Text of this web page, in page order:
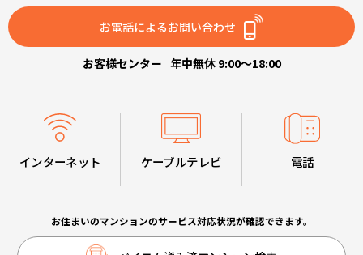
お電話によるお問い合わせ
お客様センター 年中無休 9:00～18:00
インターネット ケーブルテレビ 電話
お住まいのマンションのサービス対応状況が確認できます。